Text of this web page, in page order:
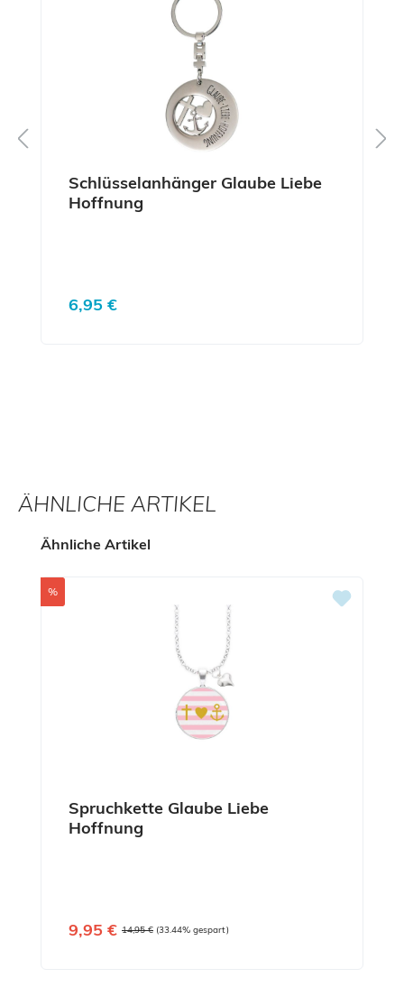
Schlüsselanhänger Glaube Liebe
Hoffnung
Regulärer Preis:
6,95 €
ÄHNLICHE ARTIKEL
Produktgalerie überspringen
Ähnliche Artikel
Rabatt
%
Spruchkette Glaube Liebe
Hoffnung
Verkaufspreis:
9,95 € Regulärer Preis:
14,95 € (33.44% gespart)